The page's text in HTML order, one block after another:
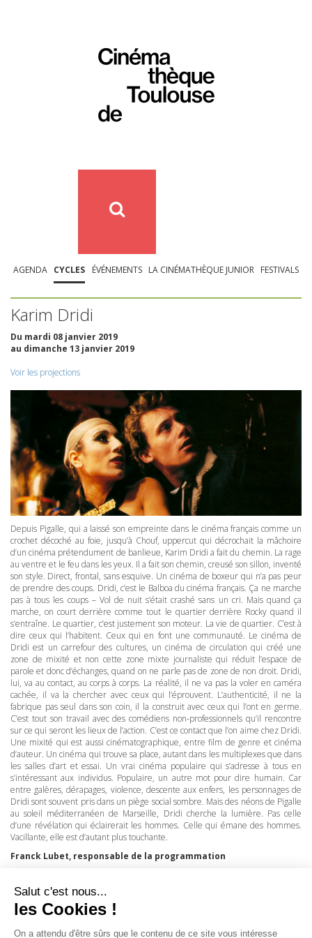
AGENDA CYCLES ÉVÉNEMENTS LA CINÉMATHÈQUE JUNIOR FESTIVALS
Karim Dridi
Du mardi 08 janvier 2019
au dimanche 13 janvier 2019
Voir les projections
Depuis Pigalle, qui a laissé son empreinte dans le cinéma français comme un
crochet décoché au foie, jusqu’à Chouf, uppercut qui décrochait la mâchoire
d’un cinéma prétendument de banlieue, Karim Dridi a fait du chemin. La rage
au ventre et le feu dans les yeux. Il a fait son chemin, creusé son sillon, inventé
son style. Direct, frontal, sans esquive. Un cinéma de boxeur qui n’a pas peur
de prendre des coups. Dridi, c’est le Balboa du cinéma français. Ça ne marche
pas à tous les coups – Vol de nuit s’était crashé sans un cri. Mais quand ça
marche, on court derrière comme tout le quartier derrière Rocky quand il
s’entraîne. Le quartier, c’est justement son moteur. La vie de quartier. C’est à
dire ceux qui l’habitent. Ceux qui en font une communauté. Le cinéma de
Dridi est un carrefour des cultures, un cinéma de circulation qui créé une
zone de mixité et non cette zone mixte journaliste qui réduit l’espace de
parole et donc d’échanges, quand on ne parle pas de zone de non droit. Dridi,
lui, va au contact, au corps à corps. La réalité, il ne va pas la voler en caméra
cachée, il va la chercher avec ceux qui l’éprouvent. L’authenticité, il ne la
fabrique pas seul dans son coin, il la construit avec ceux qui l’ont en germe.
C’est tout son travail avec des comédiens non-professionnels qu’il rencontre
sur ce qui seront les lieux de l’action. C’est ce contact que l’on aime chez Dridi.
Une mixité qui est aussi cinématographique, entre film de genre et cinéma
d’auteur. Un cinéma qui trouve sa place, autant dans les multiplexes que dans
les salles d’art et essai. Un vrai cinéma populaire qui s’adresse à tous en
s’intéressant aux individus. Populaire, un autre mot pour dire humain. Car
entre galères, dérapages, violence, descente aux enfers, les personnages de
Dridi sont souvent pris dans un piège social sombre. Mais des néons de Pigalle
au soleil méditerranéen de Marseille, Dridi cherche la lumière. Pas celle
d’une révélation qui éclairerait les hommes. Celle qui émane des hommes.
Vacillante, elle est d’autant plus touchante.
Franck Lubet, responsable de la programmation